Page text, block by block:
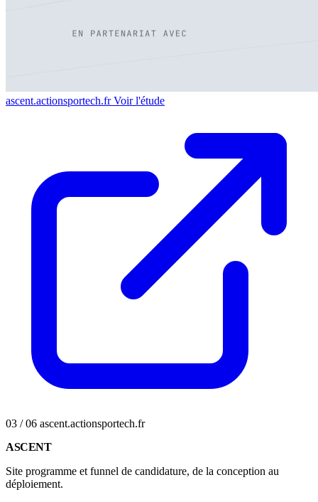
ascent.actionsportech.fr Voir l'étude
03 / 06 ascent.actionsportech.fr
ASCENT
Site programme et funnel de candidature, de la conception au
déploiement.